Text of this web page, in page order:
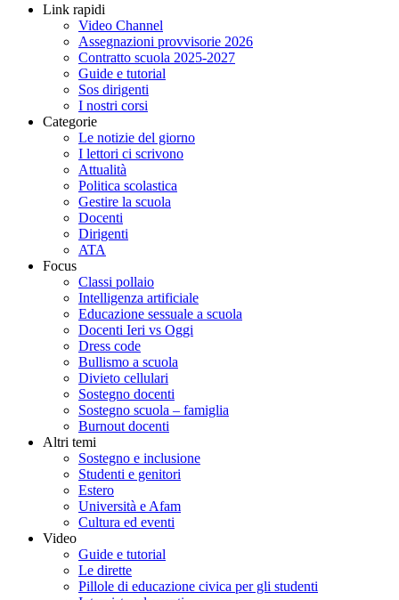
Link rapidi
Video Channel
Assegnazioni provvisorie 2026
Contratto scuola 2025-2027
Guide e tutorial
Sos dirigenti
I nostri corsi
Categorie
Le notizie del giorno
I lettori ci scrivono
Attualità
Politica scolastica
Gestire la scuola
Docenti
Dirigenti
ATA
Focus
Classi pollaio
Intelligenza artificiale
Educazione sessuale a scuola
Docenti Ieri vs Oggi
Dress code
Bullismo a scuola
Divieto cellulari
Sostegno docenti
Sostegno scuola – famiglia
Burnout docenti
Altri temi
Sostegno e inclusione
Studenti e genitori
Estero
Università e Afam
Cultura ed eventi
Video
Guide e tutorial
Le dirette
Pillole di educazione civica per gli studenti